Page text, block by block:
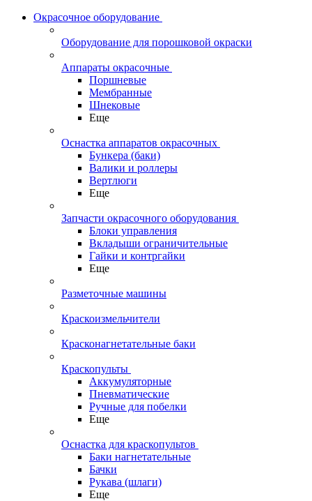
Окрасочное оборудование
Оборудование для порошковой окраски
Аппараты окрасочные
Поршневые
Мембранные
Шнековые
Еще
Оснастка аппаратов окрасочных
Бункера (баки)
Валики и роллеры
Вертлюги
Еще
Запчасти окрасочного оборудования
Блоки управления
Вкладыши ограничительные
Гайки и контргайки
Еще
Разметочные машины
Краскоизмельчители
Красконагнетательные баки
Краскопульты
Аккумуляторные
Пневматические
Ручные для побелки
Еще
Оснастка для краскопультов
Баки нагнетательные
Бачки
Рукава (шлаги)
Еще